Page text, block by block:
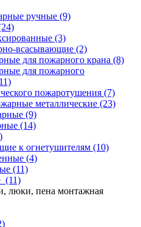
ручные (9)
(3)
всасывающие (2)
для пожарного крана (8)
для пожарного
пожаротушения (7)
металлические (23)
(9)
(14)
к огнетушителям (10)
(4)
(11)
(11)
люки, пена монтажная